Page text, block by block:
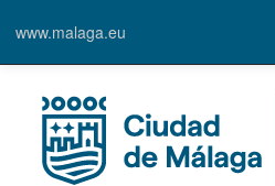
www.malaga.eu